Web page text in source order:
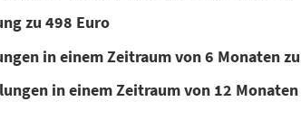
zu 498 Euro
in einem Zeitraum von 6 Monaten
in einem Zeitraum von 12